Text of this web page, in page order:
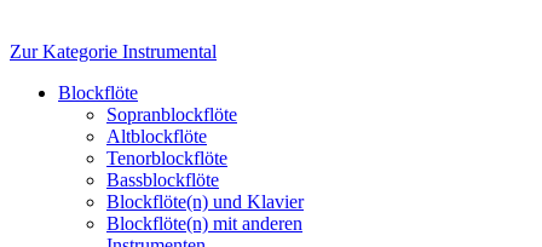
Zur Kategorie Instrumental
Blockflöte
Sopranblockflöte
Altblockflöte
Tenorblockflöte
Bassblockflöte
Blockflöte(n) und Klavier
Blockflöte(n) mit anderen